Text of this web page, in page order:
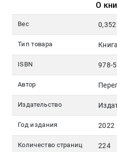
О
Вес 0,352
Тип товара Книга
ISBN 978-
Автор
Издательство
Год издания 2022
Количество страниц 224